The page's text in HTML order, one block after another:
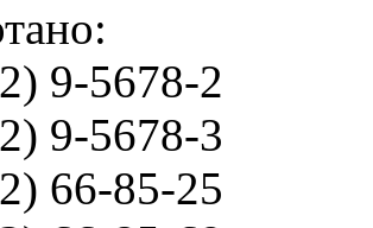
9-5678-2
9-5678-3
66-85-25